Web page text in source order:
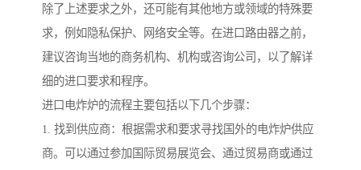
除了上述要求之外，还可能有其他地方或领域的特殊要
求，例如隐私保护、网络安全等。在进口路由器之前，
建议咨询当地的商务机构、机构或咨询公司，以了解详
细的进口要求和程序。
进口电炸炉的流程主要包括以下几个步骤：
1. 找到供应商：根据需求和要求寻找国外的电炸炉供应
商。可以通过参加国际贸易展览会、通过贸易商或通过